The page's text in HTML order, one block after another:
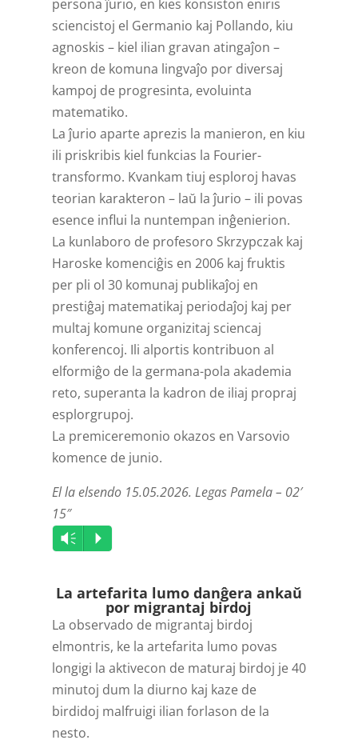
persona ĵurio, en kies konsiston eniris
sciencistoj el Germanio kaj Pollando, kiu
agnoskis – kiel ilian gravan atingaĵon –
kreon de komuna lingvaĵo por diversaj
kampoj de progresinta, evoluinta
matematiko.
La ĵurio aparte aprezis la manieron, en kiu
ili priskribis kiel funkcias la Fourier-
transformo. Kvankam tiuj esploroj havas
teorian karakteron – laŭ la ĵurio – ili povas
esence influi la nuntempan inĝenierion.
La kunlaboro de profesoro Skrzypczak kaj
Haroske komenciĝis en 2006 kaj fruktis
per pli ol 30 komunaj publikaĵoj en
prestiĝaj matematikaj periodaĵoj kaj per
multaj komune organizitaj sciencaj
konferencoj. Ili alportis kontribuon al
elformiĝo de la germana-pola akademia
reto, superanta la kadron de iliaj propraj
esplorgrupoj.
La premiceremonio okazos en Varsovio
komence de junio.
El la elsendo 15.05.2026. Legas Pamela – 02′
15″
Audio
Player
Vm P
La artefarita lumo danĝera ankaŭ
por migrantaj birdoj
La observado de migrantaj birdoj
elmontris, ke la artefarita lumo povas
longigi la aktivecon de maturaj birdoj je 40
minutoj dum la diurno kaj kaze de
birdidoj malfruigi ilian forlason de la
nesto.